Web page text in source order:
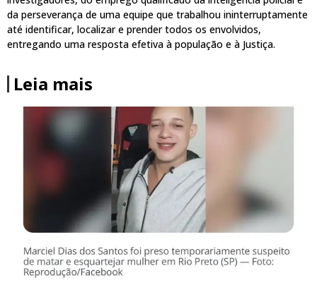
da perseverança de uma equipe que trabalhou ininterruptamente
até identificar, localizar e prender todos os envolvidos,
entregando uma resposta efetiva à população e à Justiça.
Leia mais